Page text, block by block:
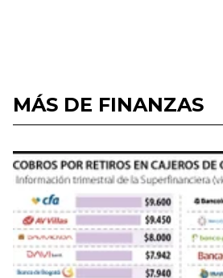
MÁS DE FINANZAS